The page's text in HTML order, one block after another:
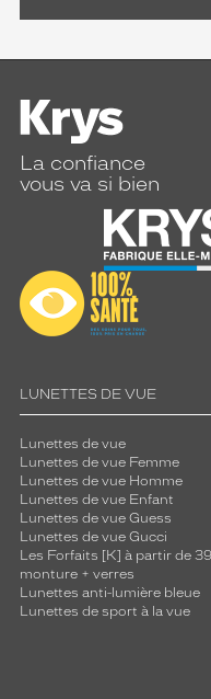
La confiance
vous va si bien
LUNETTES DE VUE
Lunettes de vue
Lunettes de vue Femme
Lunettes de vue Homme
Lunettes de vue Enfant
Lunettes de vue Guess
Lunettes de vue Gucci
Les Forfaits [K] à partir de
monture + verres
Lunettes anti-lumière bleue
Lunettes de sport à la vue